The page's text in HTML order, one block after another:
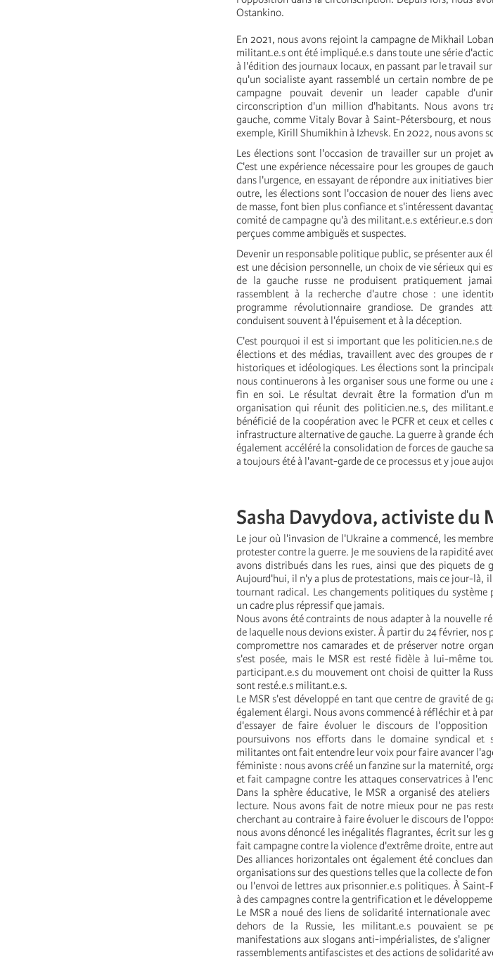
Ostankino.
En 2021, nous avons rejoint la campagne de Mikhail
militant.e.s ont été impliqué.e.s dans toute une série
à l'édition des journaux locaux, en passant par le travail
qu'un socialiste ayant rassemblé un certain nombre de
campagne pouvait devenir un leader capable
circonscription d'un million d'habitants. Nous avons
gauche, comme Vitaly Bovar à Saint-Pétersbourg, et
exemple, Kirill Shumikhin à Izhevsk. En 2022, nous avons
Les élections sont l'occasion de travailler sur un projet
C'est une expérience nécessaire pour les groupes de
dans l'urgence, en essayant de répondre aux initiatives
outre, les élections sont l'occasion de nouer des liens
de masse, font bien plus confiance et s'intéressent
comité de campagne qu'à des militant.e.s extérieur.e.s
perçues comme ambiguës et suspectes.
Devenir un responsable politique public, se présenter aux
est une décision personnelle, un choix de vie sérieux qui
de la gauche russe ne produisent pratiquement
rassemblent à la recherche d'autre chose : une
programme révolutionnaire grandiose. De grandes
conduisent souvent à l'épuisement et à la déception.
C'est pourquoi il est si important que les politicien.ne.s
élections et des médias, travaillent avec des groupes
historiques et idéologiques. Les élections sont la
nous continuerons à les organiser sous une forme ou
fin en soi. Le résultat devrait être la formation d'un
organisation qui réunit des politicien.ne.s, des
bénéficié de la coopération avec le PCFR et ceux et
infrastructure alternative de gauche. La guerre à grande
également accéléré la consolidation de forces de gauche
a toujours été à l'avant-garde de ce processus et y joue
Sasha Davydova, activiste du
Le jour où l'invasion de l'Ukraine a commencé, les
protester contre la guerre. Je me souviens de la rapidité
avons distribués dans les rues, ainsi que des piquets de
Aujourd'hui, il n'y a plus de protestations, mais ce jour-là,
tournant radical. Les changements politiques du
un cadre plus répressif que jamais.
Nous avons été contraints de nous adapter à la nouvelle
de laquelle nous devions exister. À partir du 24 février, nos
compromettre nos camarades et de préserver notre
s'est posée, mais le MSR est resté fidèle à lui-même
participant.e.s du mouvement ont choisi de quitter la
sont resté.e.s militant.e.s.
Le MSR s'est développé en tant que centre de gravité de
également élargi. Nous avons commencé à réfléchir et à
d'essayer de faire évoluer le discours de
poursuivons nos efforts dans le domaine syndical et
militantes ont fait entendre leur voix pour faire avancer
féministe : nous avons créé un fanzine sur la maternité,
et fait campagne contre les attaques conservatrices à
Dans la sphère éducative, le MSR a organisé des
lecture. Nous avons fait de notre mieux pour ne pas
cherchant au contraire à faire évoluer le discours de
nous avons dénoncé les inégalités flagrantes, écrit sur
fait campagne contre la violence d'extrême droite, entre
Des alliances horizontales ont également été conclues
organisations sur des questions telles que la collecte de
ou l'envoi de lettres aux prisonnier.e.s politiques. À
à des campagnes contre la gentrification et le
Le MSR a noué des liens de solidarité internationale
dehors de la Russie, les militant.e.s pouvaient se
manifestations aux slogans anti-impérialistes, de
rassemblements antifascistes et des actions de solidarité